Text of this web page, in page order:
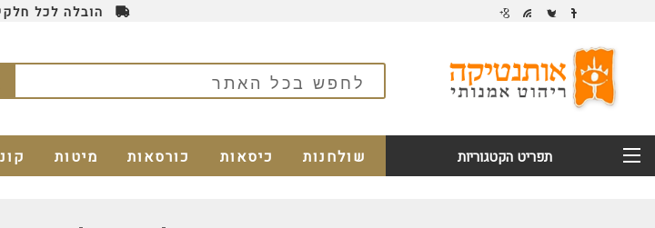
הובלה לכל
שולחנות כיסאות כורסאות מיטות תפריט הקטגוריות